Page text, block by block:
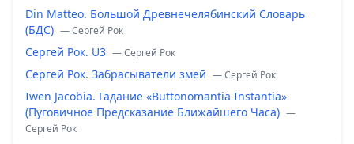
Din Matteo. Большой Древнечелябинский Словарь
(БДС) — Сергей Рок
Сергей Рок. U3 — Сергей Рок
Сергей Рок. Забрасыватели змей — Сергей Рок
Iwen Jacobia. Гадание «Buttonomantia Instantia»
(Пуговичное Предсказание Ближайшего Часа) —
Сергей Рок